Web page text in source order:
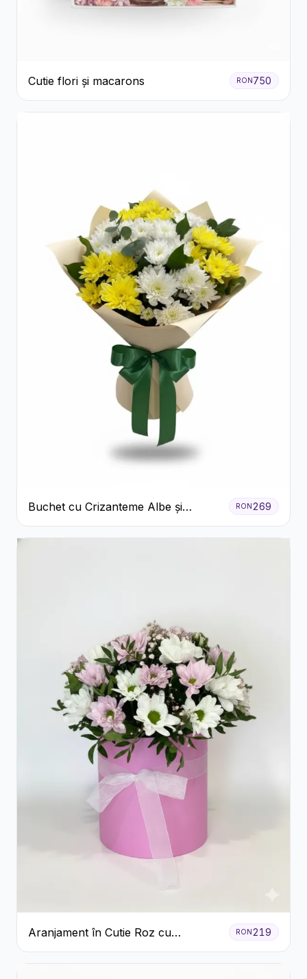
Cutie flori și macarons RON750
Buchet cu Crizanteme Albe și
Galbene
RON 269
Aranjament în Cutie Roz cu
Crizanteme Albe și Lila
RON 219